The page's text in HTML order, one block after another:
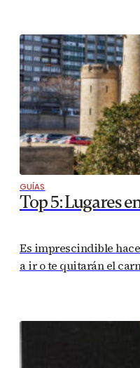
GUÍAS
Top 5: Lugares
Es imprescindible
a ir o te quitarán el